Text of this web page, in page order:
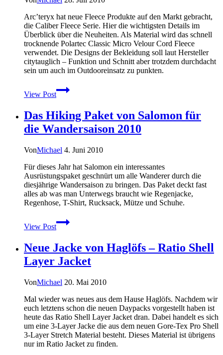
Arc’teryx hat neue Fleece Produkte auf den Markt gebracht,
die Caliber Fleece Serie. Hier die wichtigsten Details im
Überblick über die Neuheiten. Als Material wird das schnell
trocknende Polartec Classic Micro Velour Cord Fleece
verwendet. Die Designs der Bekleidung soll laut Hersteller
citytauglich – Funktion und Schnitt aber trotzdem durchdacht
sein um auch im Outdooreinsatz zu punkten.
View Post
Neue
Fleece
von
Arc’teryx
–
Caliber
Das Hiking Paket von Salomon für
die Wandersaison 2010
VonMichael 4. Juni 2010
Für dieses Jahr hat Salomon ein interessantes
Ausrüstungspaket geschnürt um alle Wanderer durch die
diesjährige Wandersaison zu bringen. Das Paket deckt fast
alles ab was man Unterwegs braucht wie Regenjacke,
Regenhose, T-Shirt, Rucksack, Mütze und Schuhe.
View Post
Das
Hiking
von
Salomon
für
Wandersaison
Neue Jacke von Haglöfs – Ratio Shell
Layer Jacket
VonMichael 20. Mai 2010
Mal wieder was neues aus dem Hause Haglöfs. Nachdem wir
euch letztens schon die neuen Daypacks vorgestellt haben ist
heute das Ratio Shell Layer Jacket dran. Dabei handelt es sich
um eine 3-Layer Jacke die aus dem neuen Gore-Tex Pro Shell
3-Layer Stretch Material besteht. Dieses Material ist übrigens
nur im Ratio Jacket zu finden.